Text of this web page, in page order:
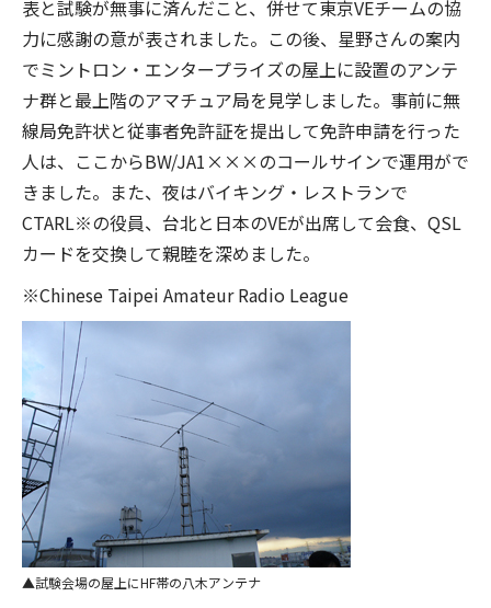
表と試験が無事に済んだこと、併せて東京VEチームの協
力に感謝の意が表されました。この後、星野さんの案内
でミントロン・エンタープライズの屋上に設置のアンテ
ナ群と最上階のアマチュア局を見学しました。事前に無
線局免許状と従事者免許証を提出して免許申請を行った
人は、ここからBW/JA1×××のコールサインで運用がで
きました。また、夜はバイキング・レストランで
CTARL※の役員、台北と日本のVEが出席して会食、QSL
カードを交換して親睦を深めました。
※Chinese Taipei Amateur Radio League
試験会場の屋上にHF帯の八木アンテナ